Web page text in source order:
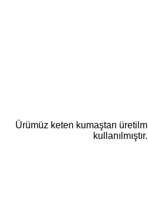
Ürümüz keten kumaştan